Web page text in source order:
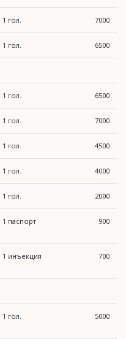
1 гол. 7000
1 гол. 6500
1 гол. 6500
1 гол. 7000
1 гол. 4500
1 гол. 4000
1 гол. 2000
1 паспорт 900
1 инъекция 700
1 гол. 5000